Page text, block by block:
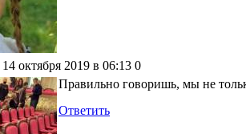
14 октября 2019 в 06:13 0
Правильно говоришь, мы не
Ответить